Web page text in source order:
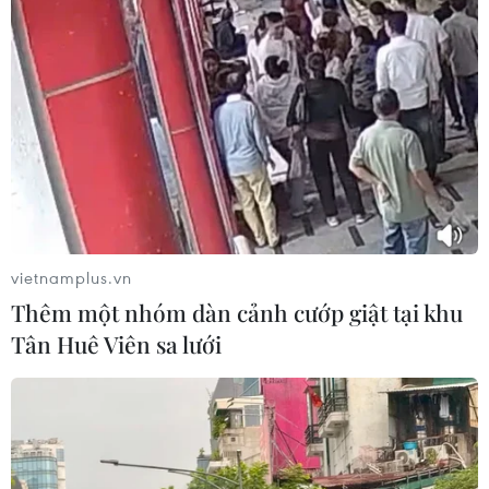
khủng bố Abu Sayyaf và Lực lượng Hoàng gia Sulu.
Philippines tăng cường chiến dịch tiêu
diệt khủng bố ở miền Nam
vietnamplus.vn
Thêm một nhóm dàn cảnh cướp giật tại khu
Tân Huê Viên sa lưới